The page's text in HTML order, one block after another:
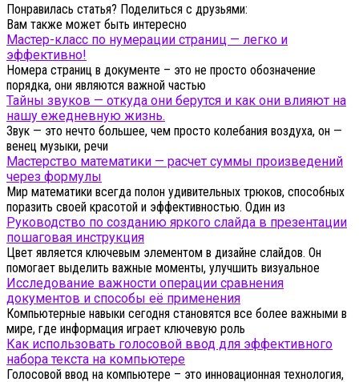
Понравилась статья? Поделиться с друзьями:
Вам также может быть интересно
Мастер-класс по нумерации страниц — легко и
эффективно!
Номера страниц в документе – это не просто обозначение
порядка, они являются важной частью
Тайны звуков — откуда они берутся и как они влияют на
нашу ежедневную жизнь.
Звук — это нечто большее, чем просто колебания воздуха, он —
венец музыки, речи
Мастерство математики — расчет суммы произведений
через формулы
Мир математики всегда полон удивительных трюков, способных
поразить своей красотой и эффективностью. Один из
Руководство по созданию яркого слайда в презентации
пошаговая инструкция
Цвет является ключевым элементом в дизайне слайдов. Он
помогает выделить важные моменты, улучшить визуальное
Исследование важности операции сравнения
документов и способы её применения
Компьютерные навыки сегодня становятся все более важными в
мире, где информация играет ключевую роль
Как использовать голосовой ввод для эффективного
набора текста на компьютере
Голосовой ввод на компьютере – это инновационная технология,